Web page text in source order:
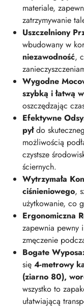
materiale,
zatrzymywanie
Uszczelniony
wbudowany w
niezawodność,
Wygodne
szybką i łatwą
oszczędzając
Efektywne
pyłdo
możliwością
czystsze
ściernych.
Wytrzymała
ciśnieniowego,
użytkowanie, co
Ergonomiczna
zapewnia pewny
zmęczenie
Bogate
się 4-metrowy
(ziarno 80),
wszystko to
ułatwiającą